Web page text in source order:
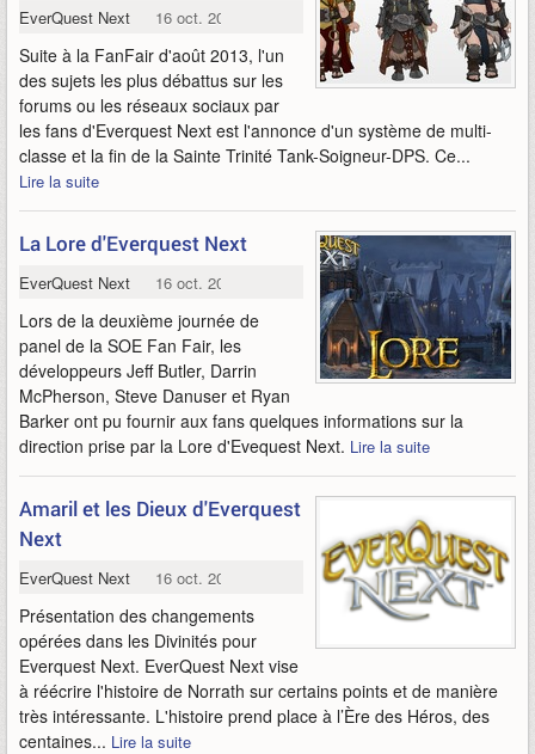
EverQuest Next 16 oct. 2013
Suite à la FanFair d'août 2013, l'un
des sujets les plus débattus sur les
forums ou les réseaux sociaux par
les fans d'Everquest Next est l'annonce d'un système de multi-
classe et la fin de la Sainte Trinité Tank-Soigneur-DPS. Ce...
Lire la suite
La Lore d'Everquest Next
EverQuest Next 16 oct. 2013
Lors de la deuxième journée de
panel de la SOE Fan Fair, les
développeurs Jeff Butler, Darrin
McPherson, Steve Danuser et Ryan
Barker ont pu fournir aux fans quelques informations sur la
direction prise par la Lore d'Evequest Next. Lire la suite
Amaril et les Dieux d'Everquest
Next
EverQuest Next 16 oct. 2013
Présentation des changements
opérées dans les Divinités pour
Everquest Next. EverQuest Next vise
à réécrire l'histoire de Norrath sur certains points et de manière
très intéressante. L'histoire prend place à l’Ère des Héros, des
centaines... Lire la suite